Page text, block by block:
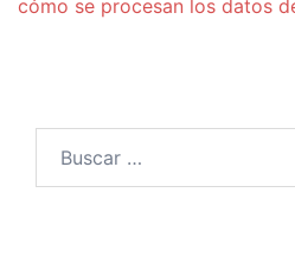
cómo se procesan los datos